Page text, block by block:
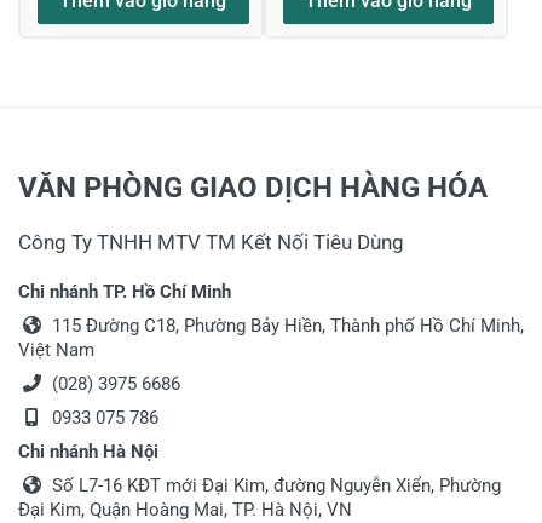
VĂN PHÒNG GIAO DỊCH HÀNG HÓA
Công Ty TNHH MTV TM Kết Nối Tiêu Dùng
Chi nhánh TP. Hồ Chí Minh
115 Đường C18, Phường Bảy Hiền, Thành phố Hồ Chí Minh,
Việt Nam
(028) 3975 6686
0933 075 786
Chi nhánh Hà Nội
Số L7-16 KĐT mới Đại Kim, đường Nguyễn Xiển, Phường
Đại Kim, Quận Hoàng Mai, TP. Hà Nội, VN